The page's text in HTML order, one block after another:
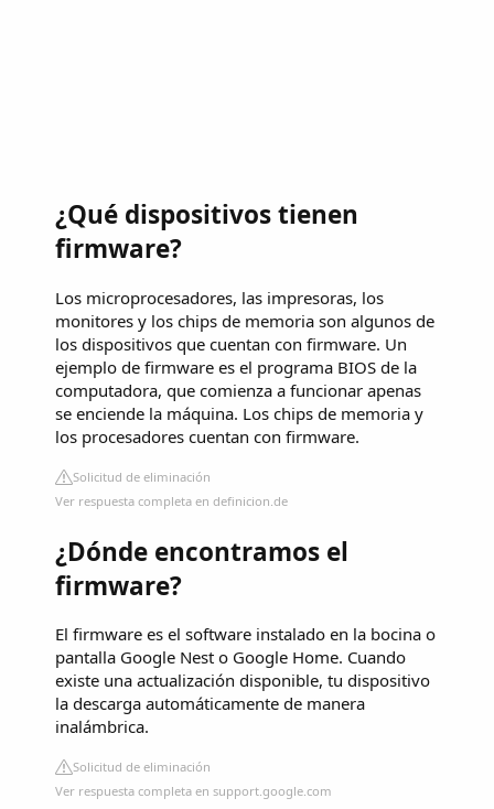
¿Qué dispositivos tienen
firmware?
Los microprocesadores, las impresoras, los
monitores y los chips de memoria son algunos de
los dispositivos que cuentan con firmware. Un
ejemplo de firmware es el programa BIOS de la
computadora, que comienza a funcionar apenas
se enciende la máquina. Los chips de memoria y
los procesadores cuentan con firmware.
Solicitud de eliminación
Ver respuesta completa en definicion.de
¿Dónde encontramos el
firmware?
El firmware es el software instalado en la bocina o
pantalla Google Nest o Google Home. Cuando
existe una actualización disponible, tu dispositivo
la descarga automáticamente de manera
inalámbrica.
Solicitud de eliminación
Ver respuesta completa en support.google.com